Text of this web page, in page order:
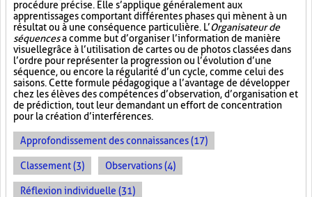
procédure précise. Elle s’applique généralement aux
apprentissages comportant différentes phases qui mènent à un
résultat ou à une conséquence particulière. L’Organisateur de
séquencesa comme but d’organiser l’information de manière
visuellegrâce à l’utilisation de cartes ou de photos classées dans
l’ordre pour représenter la progression ou l’évolution d’une
séquence, ou encore la régularité d’un cycle, comme celui des
saisons. Cette formule pédagogique a l’avantage de développer
chez les élèves des compétences d’observation, d’organisation et
de prédiction, tout leur demandant un effort de concentration
pour la création d’interférences.
Approfondissement des connaissances (17)
Classement (3) Observations (4)
Réflexion individuelle (31)